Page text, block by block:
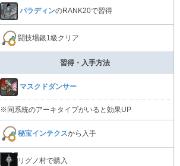
パラディンのRANK20で習得
闘技場銀1級クリア
習得・入手方法
マスクドダンサー
※同系統のアーキタイプがいると効果UP
秘宝インテクスから入手
リグノ村で購入